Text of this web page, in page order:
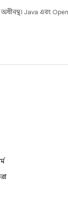
অধীনস্থ। Java এবং